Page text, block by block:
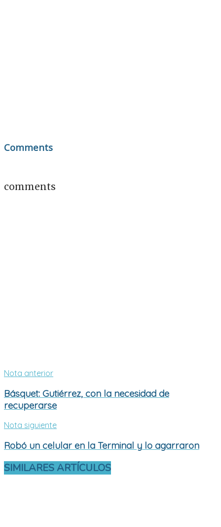
Comments
comments
Nota anterior
Básquet: Gutiérrez, con la necesidad de
recuperarse
Nota siguiente
Robó un celular en la Terminal y lo agarraron
SIMILARES ARTÍCULOS